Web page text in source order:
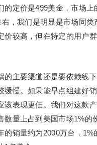
的定价是499美金，市场上
，我们是明显是市场同类
价较高，但在特定的用户
的主要渠道还是要依赖线
缓慢。如果能早点组建好
该表现更佳。我们对这款
数量上占到美国市场1%的
的销量约为2000万台，1%